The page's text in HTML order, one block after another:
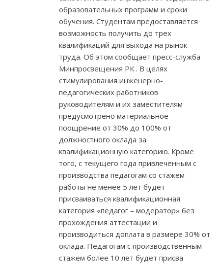
образовательных программ и сроки
обучения. Студентам предоставляется
возможность получить до трех
квалификаций для выхода на рынок
труда. Об этом сообщает пресс-служба
Минпросвещения РК . В целях
стимулирования инженерно-
педагогических работников
руководителям и их заместителям
предусмотрено материальное
поощрение от 30% до 100% от
должностного оклада за
квалификационную категорию. Кроме
того, с текущего года привлеченным с
производства педагогам со стажем
работы не менее 5 лет будет
присваиваться квалификационная
категория «педагог – модератор» без
прохождения аттестации и
производиться доплата в размере 30% от
оклада. Педагогам с производственным
стажем более 10 лет будет присва